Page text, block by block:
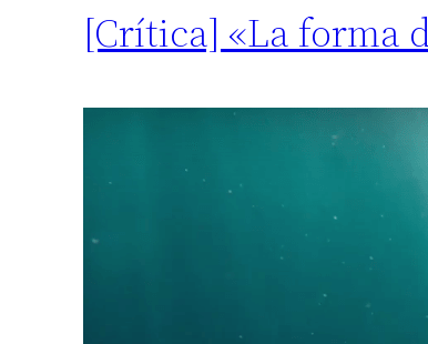
[Crítica] «La forma